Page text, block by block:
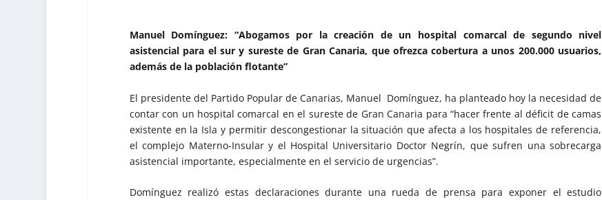
Manuel Domínguez: “Abogamos por la creación de un hospital comarcal de segundo nivel
asistencial para el sur y sureste de Gran Canaria, que ofrezca cobertura a unos 200.000 usuarios,
además de la población flotante”
El presidente del Partido Popular de Canarias, Manuel Domínguez, ha planteado hoy la necesidad de
contar con un hospital comarcal en el sureste de Gran Canaria para “hacer frente al déficit de camas
existente en la Isla y permitir descongestionar la situación que afecta a los hospitales de referencia,
el complejo Materno-Insular y el Hospital Universitario Doctor Negrín, que sufren una sobrecarga
asistencial importante, especialmente en el servicio de urgencias”.
Domínguez realizó estas declaraciones durante una rueda de prensa para exponer el estudio